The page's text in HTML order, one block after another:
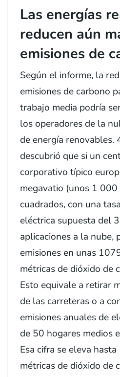
Las energías
reducen aún
emisiones de
Según el informe, la
emisiones de carbono
trabajo media podría
los operadores de la
de energía renovables.
descubrió que si un
corporativo típico
megavatio (unos 1
cuadrados, con una
eléctrica supuesta del
aplicaciones a la nube,
emisiones en unas
métricas de dióxido de
Esto equivale a retirar
de las carreteras o a
emisiones anuales de
de 50 hogares medios
Esa cifra se eleva
métricas de dióxido de